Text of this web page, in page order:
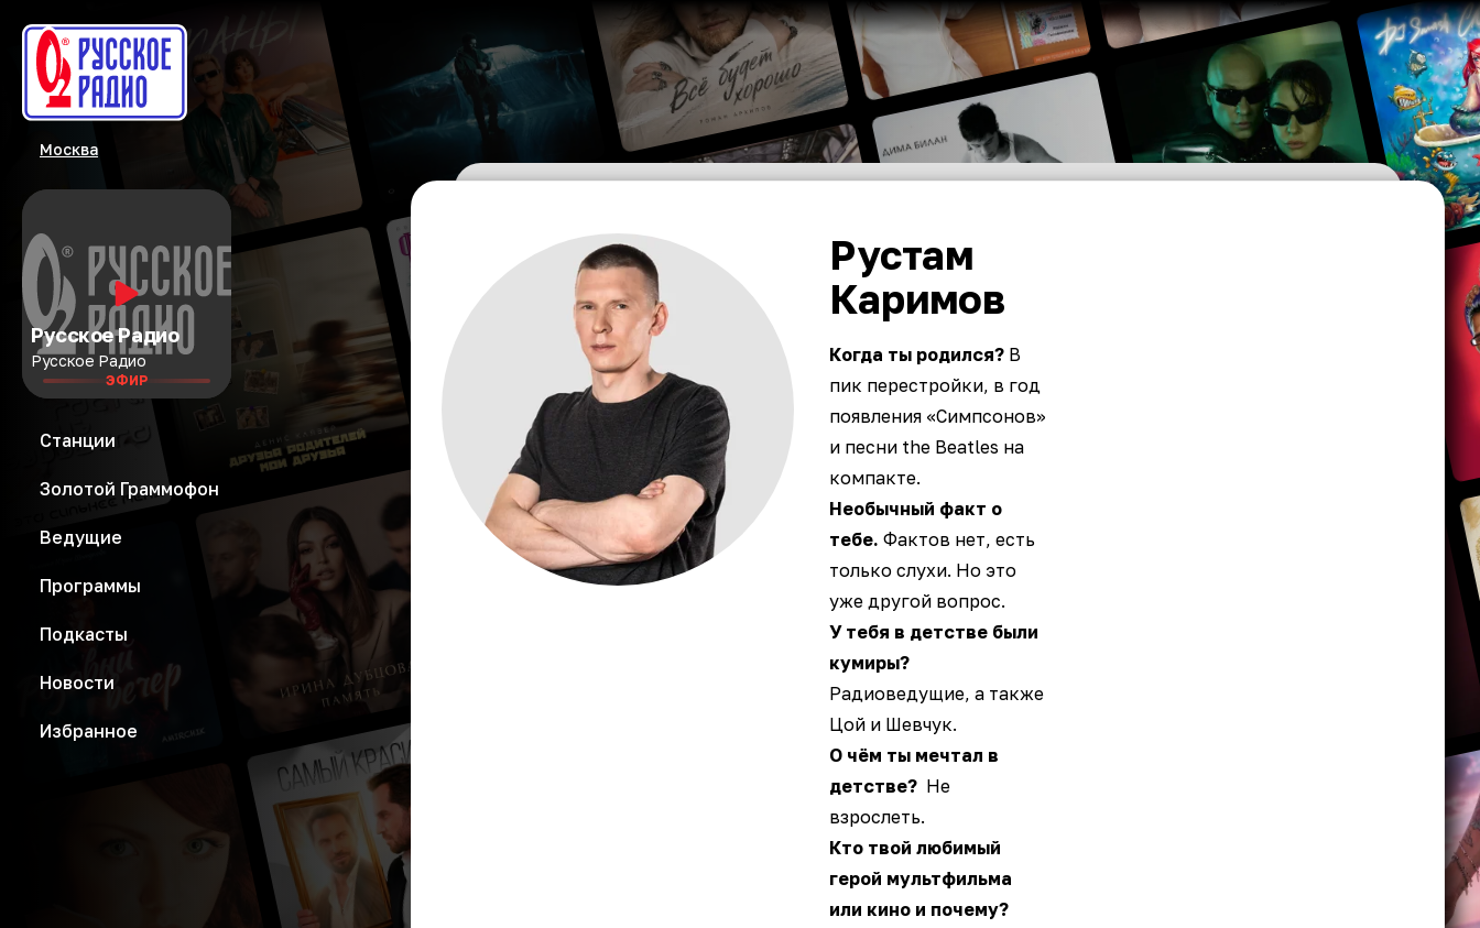
Москва
Русское Радио
Русское Радио
ЭФИР
Станции
Золотой Граммофон
Ведущие
Программы
Подкасты
Новости
Избранное
Рустам
Каримов
Когда ты родился? В
пик перестройки, в год
появления «Симпсонов»
и песни the Beatles на
компакте.
Необычный факт о
тебе. Фактов нет, есть
только слухи. Но это
уже другой вопрос.
У тебя в детстве были
кумиры?
Радиоведущие, а также
Цой и Шевчук.
О чём ты мечтал в
детстве? Не
взрослеть.
Кто твой любимый
герой мультфильма
или кино и почему?